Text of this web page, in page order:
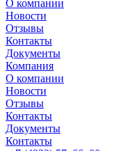
О компании
Новости
Отзывы
Контакты
Документы
Компания
О компании
Новости
Отзывы
Контакты
Документы
Контакты